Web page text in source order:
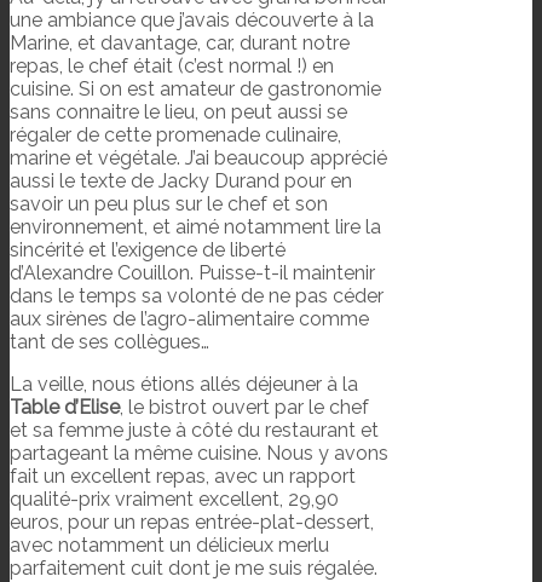
une ambiance que j’avais découverte à la
Marine, et davantage, car, durant notre
repas, le chef était (c’est normal !) en
cuisine. Si on est amateur de gastronomie
sans connaitre le lieu, on peut aussi se
régaler de cette promenade culinaire,
marine et végétale. J’ai beaucoup apprécié
aussi le texte de Jacky Durand pour en
savoir un peu plus sur le chef et son
environnement, et aimé notamment lire la
sincérité et l’exigence de liberté
d’Alexandre Couillon. Puisse-t-il maintenir
dans le temps sa volonté de ne pas céder
aux sirènes de l’agro-alimentaire comme
tant de ses collègues…
La veille, nous étions allés déjeuner à la
Table d’Elise, le bistrot ouvert par le chef
et sa femme juste à côté du restaurant et
partageant la même cuisine. Nous y avons
fait un excellent repas, avec un rapport
qualité-prix vraiment excellent, 29,90
euros, pour un repas entrée-plat-dessert,
avec notamment un délicieux merlu
parfaitement cuit dont je me suis régalée.